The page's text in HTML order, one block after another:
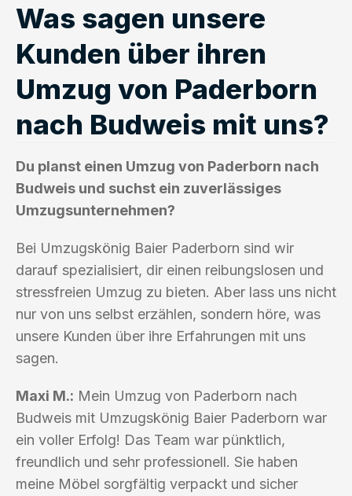
Was sagen unsere
Kunden über ihren
Umzug von Paderborn
nach Budweis mit uns?
Du planst einen Umzug von Paderborn nach
Budweis und suchst ein zuverlässiges
Umzugsunternehmen?
Bei Umzugskönig Baier Paderborn sind wir
darauf spezialisiert, dir einen reibungslosen und
stressfreien Umzug zu bieten. Aber lass uns nicht
nur von uns selbst erzählen, sondern höre, was
unsere Kunden über ihre Erfahrungen mit uns
sagen.
Maxi M.: Mein Umzug von Paderborn nach
Budweis mit Umzugskönig Baier Paderborn war
ein voller Erfolg! Das Team war pünktlich,
freundlich und sehr professionell. Sie haben
meine Möbel sorgfältig verpackt und sicher